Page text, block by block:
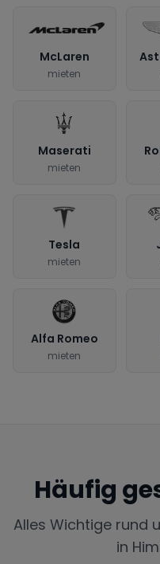
McLaren
mieten
Maserati
mieten
Tesla
mieten
Alfa Romeo
mieten
Häufig
Alles Wichtige rund
in